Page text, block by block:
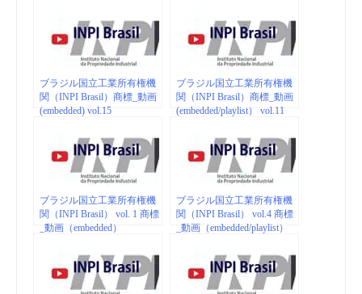
ブラジル国立工業所有権機
関（INPI Brasil）商標_動画
(embedded) vol.15
ブラジル国立工業所有権機
関（INPI Brasil）商標_動画
(embedded/playlist） vol.11
ブラジル国立工業所有権機
関（INPI Brasil） vol. 1 商標
_動画（embedded）
ブラジル国立工業所有権機
関（INPI Brasil） vol.4 商標
_動画（embedded/playlist）